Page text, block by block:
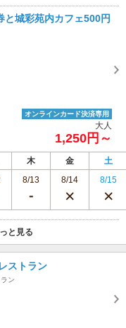
と城彩苑内カフェ500円
オンラインカード決済専用
大人
1,250円～
木 金
土
8/13 8/14 8/15
と見る
ストラン
ン